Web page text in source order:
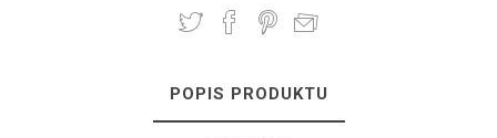
POPIS PRODUKTU